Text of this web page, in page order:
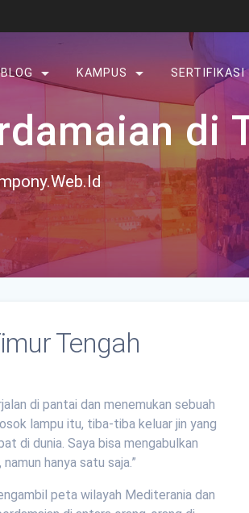
BLOG KAMPUS SERTIFIKASI
di
Tengah
di pantai dan menemukan sebuah
lampu itu, tiba-tiba keluar jin yang
di dunia. Saya bisa mengabulkan
hanya satu saja.”
peta wilayah Mediterania dan